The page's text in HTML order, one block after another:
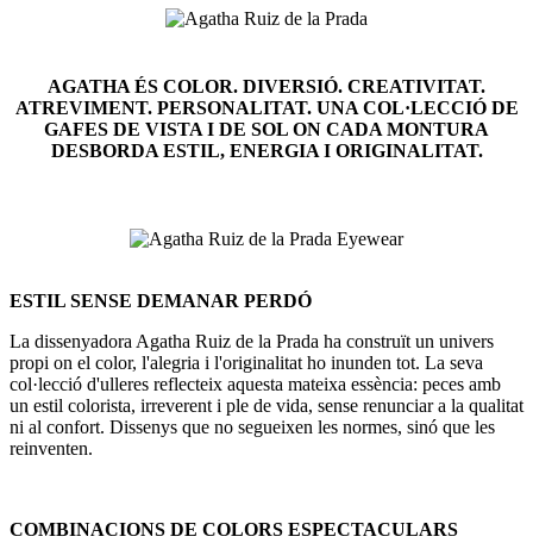
AGATHA ÉS COLOR. DIVERSIÓ. CREATIVITAT.
ATREVIMENT. PERSONALITAT. UNA COL·LECCIÓ DE
GAFES DE VISTA I DE SOL ON CADA MONTURA
DESBORDA ESTIL, ENERGIA I ORIGINALITAT.
ESTIL SENSE DEMANAR PERDÓ
La dissenyadora Agatha Ruiz de la Prada ha construït un univers
propi on el color, l'alegria i l'originalitat ho inunden tot. La seva
col·lecció d'ulleres reflecteix aquesta mateixa essència: peces amb
un estil colorista, irreverent i ple de vida, sense renunciar a la qualitat
ni al confort. Dissenys que no segueixen les normes, sinó que les
reinventen.
COMBINACIONS DE COLORS ESPECTACULARS